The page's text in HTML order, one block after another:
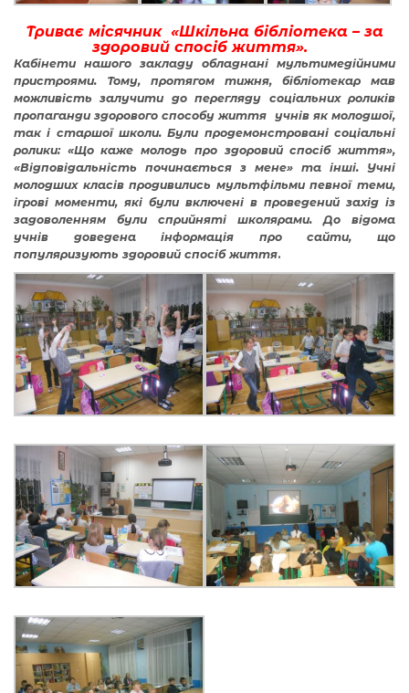
Триває місячник «Шкільна бібліотека – за
здоровий спосіб життя».
Кабінети нашого закладу обладнані мультимедійними
пристроями. Тому, протягом тижня, бібліотекар мав
можливість залучити до перегляду соціальних роликів
пропаганди здорового способу життя учнів як молодшої,
так і старшої школи. Були продемонстровані соціальні
ролики: «Що каже молодь про здоровий спосіб життя»,
«Відповідальність починається з мене» та інші. Учні
молодших класів продивились мультфільми певної теми,
ігрові моменти, які були включені в проведений захід із
задоволенням були сприйняті школярами. До відома
учнів доведена інформація про сайти, що
популяризують здоровий спосіб життя.